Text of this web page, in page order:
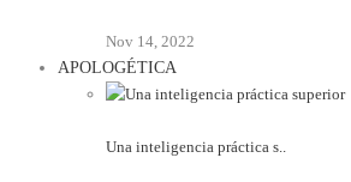
Nov 14, 2022
APOLOGÉTICA
Una inteligencia práctica s..